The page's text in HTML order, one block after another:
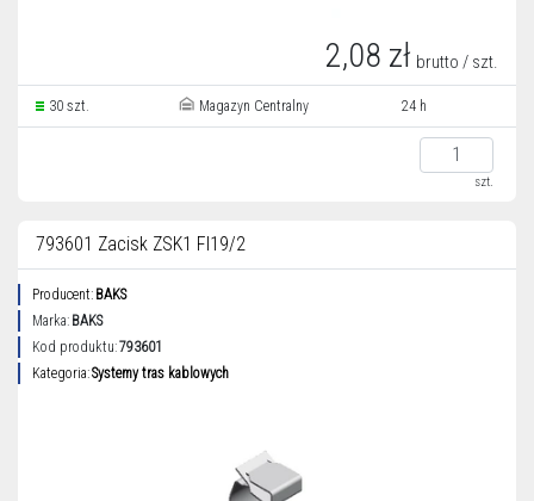
2,08 zł brutto / szt.
30 szt. Magazyn Centralny 24 h
szt.
793601 Zacisk ZSK1 FI19/2
Producent: BAKS
Marka: BAKS
Kod produktu:793601
Kategoria:Systemy tras kablowych